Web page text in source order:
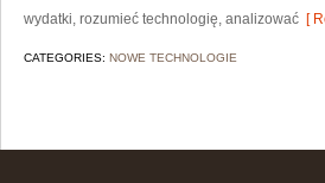
wydatki, rozumieć technologię, analizować [
CATEGORIES: NOWE TECHNOLOGIE